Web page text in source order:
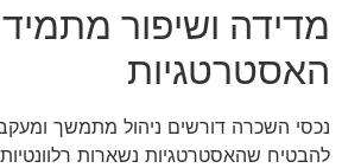
מדידה ושיפור
האסטרטגיות
נכסי השכרה דורשים ניהול מתמשך
להבטיח שהאסטרטגיות נשארות